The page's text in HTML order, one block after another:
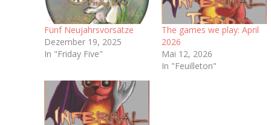
Fünf Neujahrsvorsätze
Dezember 19, 2025
In "Friday Five"
The games we play: April
2026
Mai 12, 2026
In "Feuilleton"